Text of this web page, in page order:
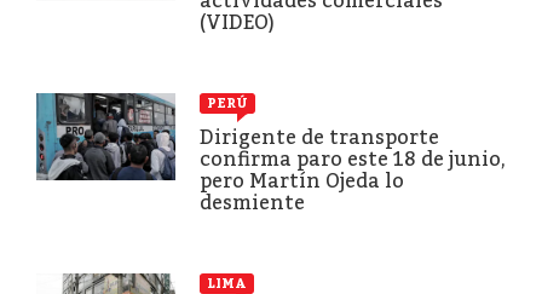
(VIDEO)
PERÚ
Dirigente de transporte
confirma paro este 18 de junio,
pero Martín Ojeda lo
desmiente
LIMA